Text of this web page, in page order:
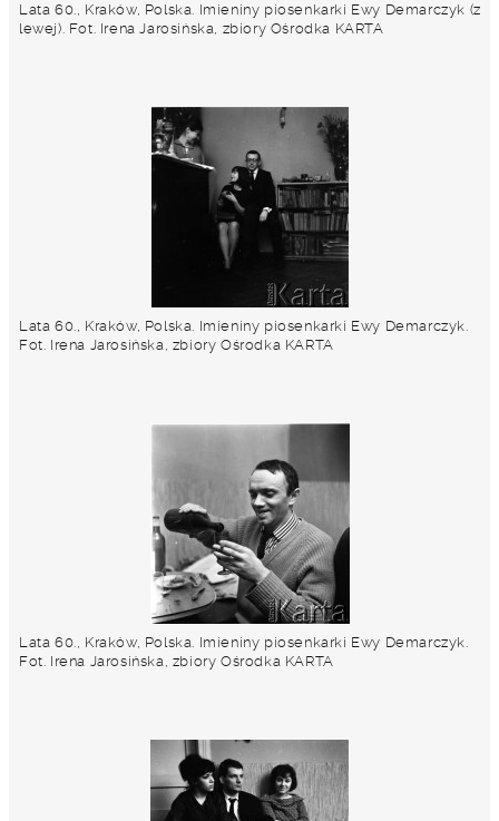
Lata 60., Kraków, Polska. Imieniny piosenkarki Ewy Demarczyk (z
lewej). Fot. Irena Jarosińska, zbiory Ośrodka KARTA
Lata 60., Kraków, Polska. Imieniny piosenkarki Ewy Demarczyk.
Fot. Irena Jarosińska, zbiory Ośrodka KARTA
Lata 60., Kraków, Polska. Imieniny piosenkarki Ewy Demarczyk.
Fot. Irena Jarosińska, zbiory Ośrodka KARTA